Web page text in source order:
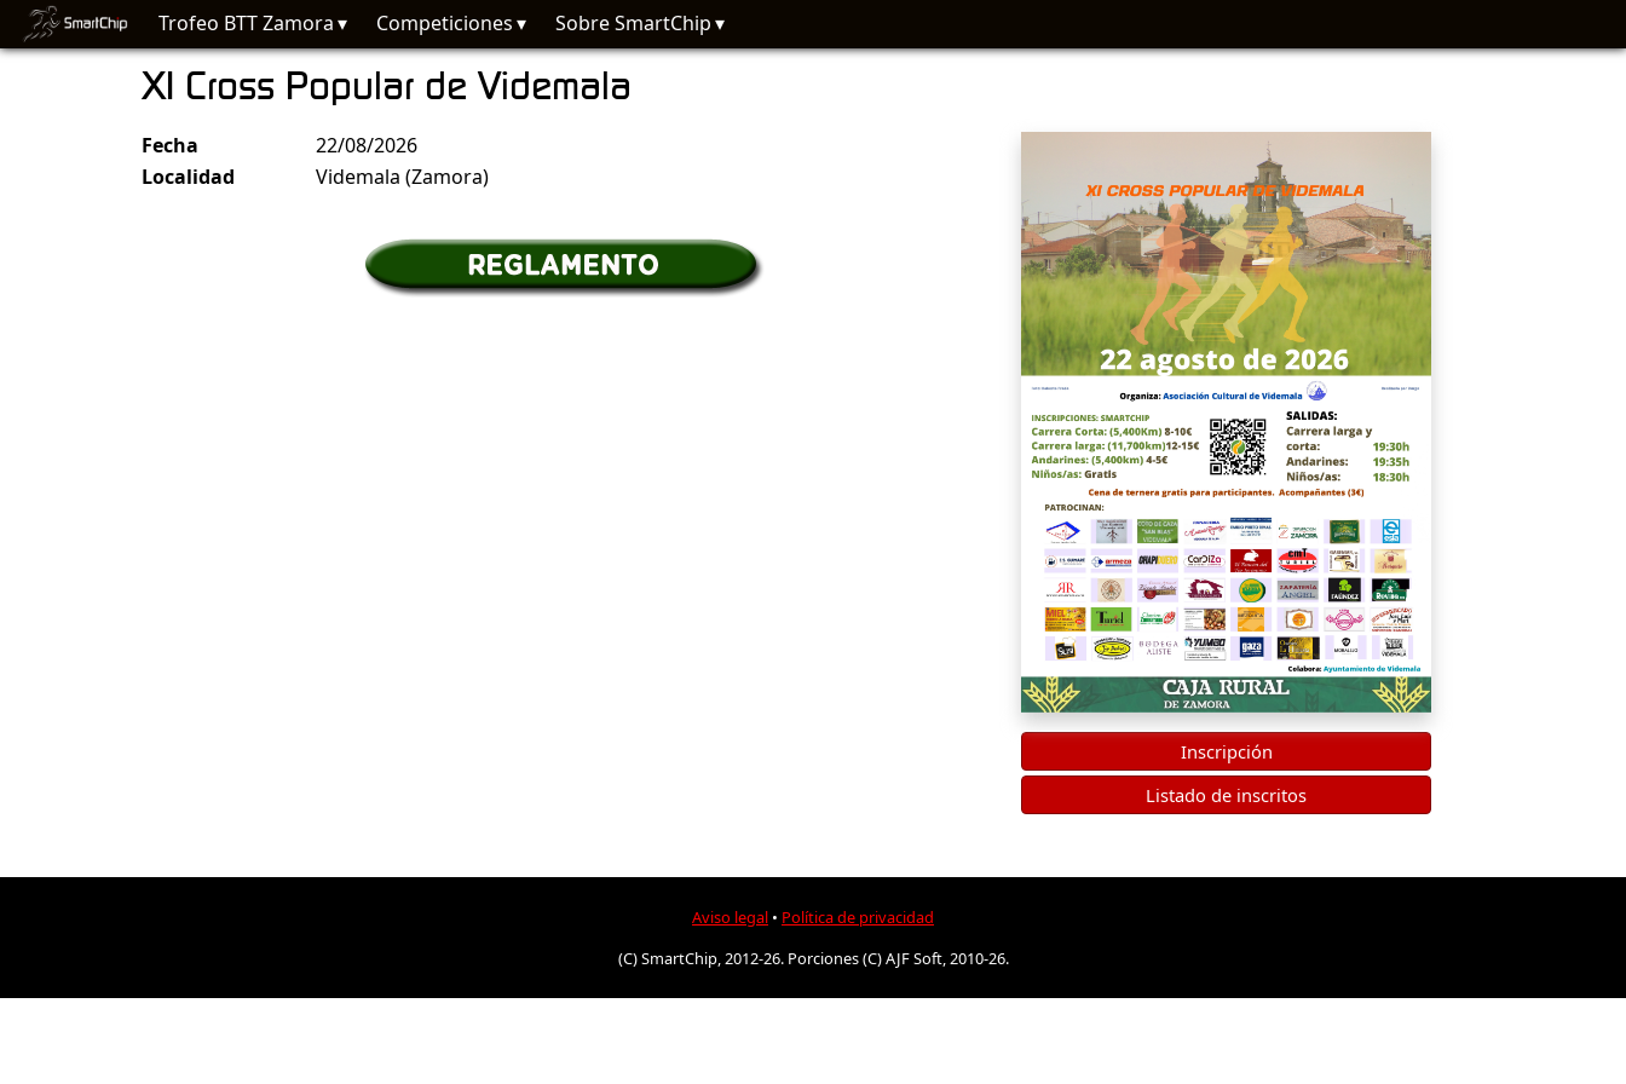
Trofeo BTT Zamora Competiciones Sobre SmartChip
XI Cross Popular de Videmala
Inscripción
Listado de inscritos
Fecha
22/08/2026
Localidad
Videmala (Zamora)
Aviso legal • Política de privacidad
(C) SmartChip, 2012-26. Porciones (C) AJF Soft, 2010-26.